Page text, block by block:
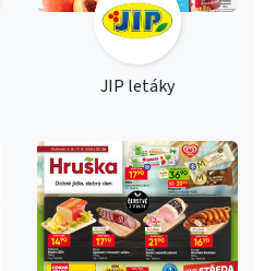
JIP letáky